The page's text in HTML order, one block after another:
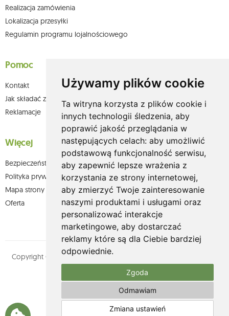
Używamy plików cookie
Ta witryna korzysta z plików cookie i
innych technologii śledzenia, aby
poprawić jakość przeglądania w
następujących celach: aby umożliwić
podstawową funkcjonalność serwisu,
aby zapewnić lepsze wrażenia z
korzystania ze strony internetowej,
aby zmierzyć Twoje zainteresowanie
naszymi produktami i usługami oraz
personalizować interakcje
marketingowe, aby dostarczać
reklamy które są dla Ciebie bardziej
odpowiednie.
Zgoda
Odmawiam
Zmiana ustawień
Realizacja zamówienia
Lokalizacja przesyłki
Regulamin programu lojalnościowego
Pomoc
Kontakt
Jak składać zamówienia w sklepie olium.pl?
Reklamacje
Więcej
Bezpieczeństwo płatności
Polityka prywatności
Mapa strony
Oferta
Copyright © olium.pl. Wszystkie prawa zastrzeżone. Designed by
MOUTON interactive
Zobacz nasz profil na: